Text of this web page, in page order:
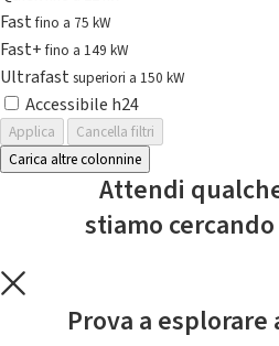
Fastfino a 75 kW
Fast+fino a 149 kW
Ultrafast superiori a 150 kW
Accessibile h24
Applica
Cancella filtri
Carica altre colonnine
Attendi
stiamo
Prova a